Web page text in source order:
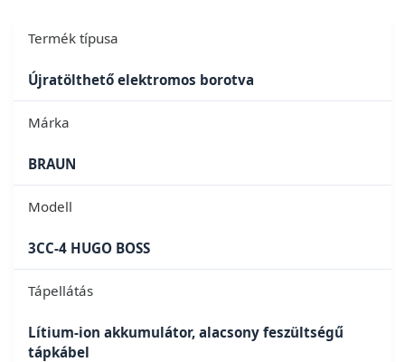
Termék típusa
Újratölthető elektromos borotva
Márka
BRAUN
Modell
3CC-4 HUGO BOSS
Tápellátás
Lítium-ion akkumulátor, alacsony feszültségű
tápkábel